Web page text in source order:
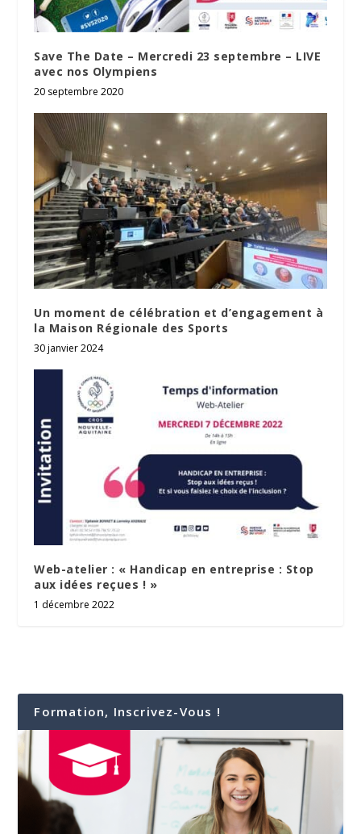
Save The Date – Mercredi 23 septembre – LIVE
avec nos Olympiens
20 septembre 2020
Un moment de célébration et d’engagement à
la Maison Régionale des Sports
30 janvier 2024
Web-atelier : « Handicap en entreprise : Stop
aux idées reçues ! »
1 décembre 2022
Formation, Inscrivez-Vous !